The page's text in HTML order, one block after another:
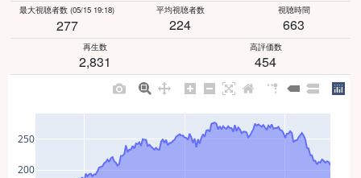
最大視聴者数 (05/15 19:18)
277
平均視聴者数
224
視聴時間
663
再生数
2,831
高評価数
454
200
250